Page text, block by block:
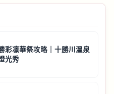
彩凛華祭攻略｜十勝川溫泉
光秀